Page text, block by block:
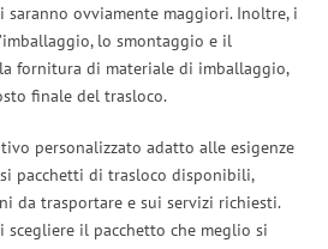
ovviamente maggiori. Inoltre, i
lo smontaggio e il
fornitura di materiale di imballaggio,
finale del trasloco.
personalizzato adatto alle esigenze
pacchetti di trasloco disponibili,
da trasportare e sui servizi richiesti.
scegliere il pacchetto che meglio si